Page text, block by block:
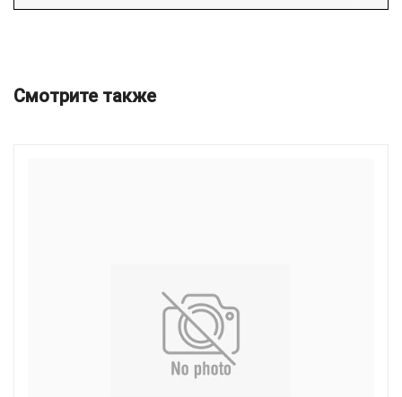
Смотрите также